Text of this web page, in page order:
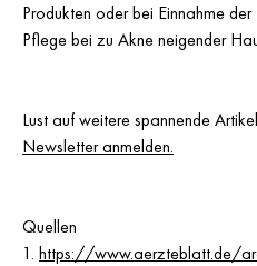
Produkten oder bei Einnahme
Pflege bei zu Akne neigender
Lust auf weitere spannende
Newsletter anmelden.
Quellen
1. https://www.aerzteblatt.de/